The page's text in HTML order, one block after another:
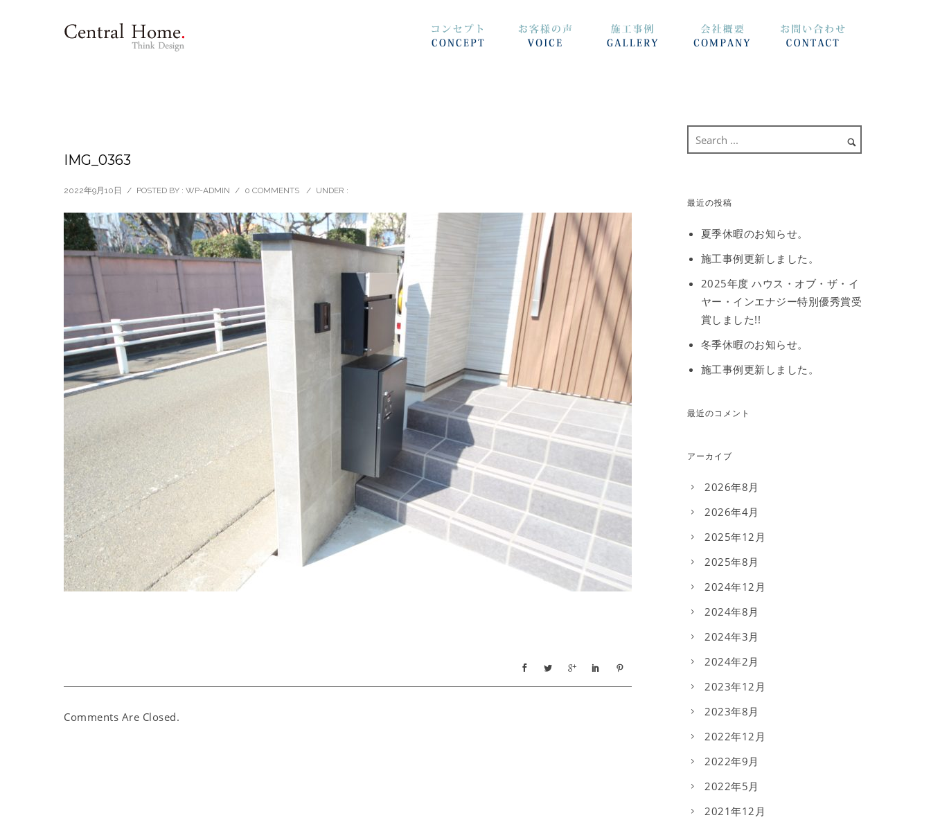
IMG_0363
2022年9月10日 / POSTED BY : WP-ADMIN / 0 COMMENTS / UNDER :
Comments Are Closed.
最近の投稿
夏季休暇のお知らせ。
施工事例更新しました。
2025年度 ハウス・オブ・ザ・イ
ヤー・インエナジー特別優秀賞受
賞しました!!
冬季休暇のお知らせ。
施工事例更新しました。
最近のコメント
アーカイブ
2026年8月
2026年4月
2025年12月
2025年8月
2024年12月
2024年8月
2024年3月
2024年2月
2023年12月
2023年8月
2022年12月
2022年9月
2022年5月
2021年12月